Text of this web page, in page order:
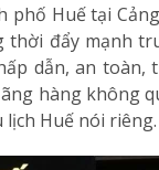
Huế tại
đẩy mạnh
dẫn, an
hàng không
Huế nói riêng.